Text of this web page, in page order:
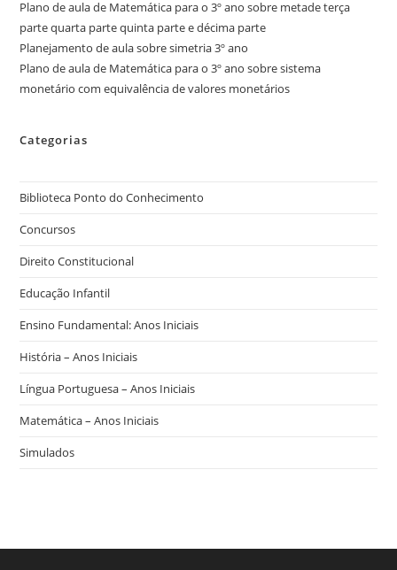
Plano de aula de Matemática para o 3º ano sobre metade terça
parte quarta parte quinta parte e décima parte
Planejamento de aula sobre simetria 3º ano
Plano de aula de Matemática para o 3º ano sobre sistema
monetário com equivalência de valores monetários
Categorias
Biblioteca Ponto do Conhecimento
Concursos
Direito Constitucional
Educação Infantil
Ensino Fundamental: Anos Iniciais
História – Anos Iniciais
Língua Portuguesa – Anos Iniciais
Matemática – Anos Iniciais
Simulados